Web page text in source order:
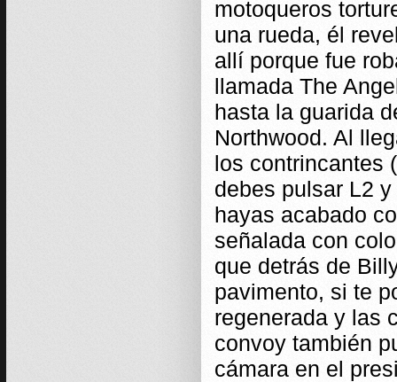
motoqueros
una rueda, él
allí porque fue
llamada The
hasta la guarida
Northwood. Al
los contrincantes
debes pulsar L2
hayas acabado
señalada con
que detrás de
pavimento, si te
regenerada y las
convoy también
cámara en el